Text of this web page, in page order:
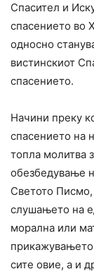
Спасител и
спасението во
односно
вистинскиот
спасението.
Начини преку
спасението на
топла молитва
обезбедување
Светото Писмо,
слушањето на
морална или
прикажувањето
сите овие, а и